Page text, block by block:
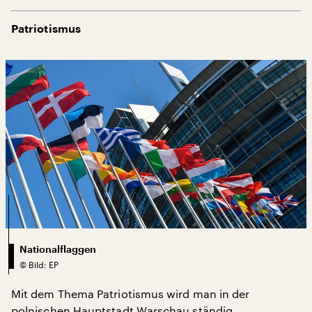
Patriotismus
Nationalflaggen
© Bild: EP
Mit dem Thema Patriotismus wird man in der